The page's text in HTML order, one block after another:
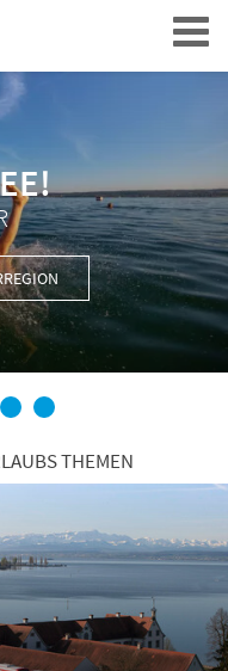
Navigation
5 6
THEMEN